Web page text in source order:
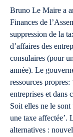
Bruno Le Maire a
Finances de
suppression de la
d’affaires des
consulaires (pour
année). Le
ressources
entreprises et dans
Soit elles ne le
une taxe affectée’.
alternatives :